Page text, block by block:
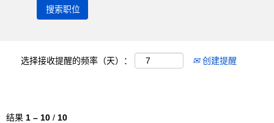
选择接收提醒的频率（天）： 创建提醒
结果 1 – 10 / 10